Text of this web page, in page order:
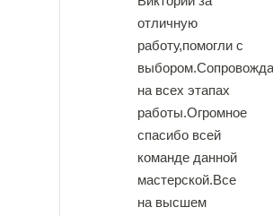
отличную
работу,помогли с
на всех этапах
работы.Огромное
спасибо всей
команде данной
мастерской.Все
на высшем